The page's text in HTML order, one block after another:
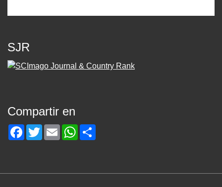
SJR
Compartir en
Facebook
TwitterEmailWhatsApp